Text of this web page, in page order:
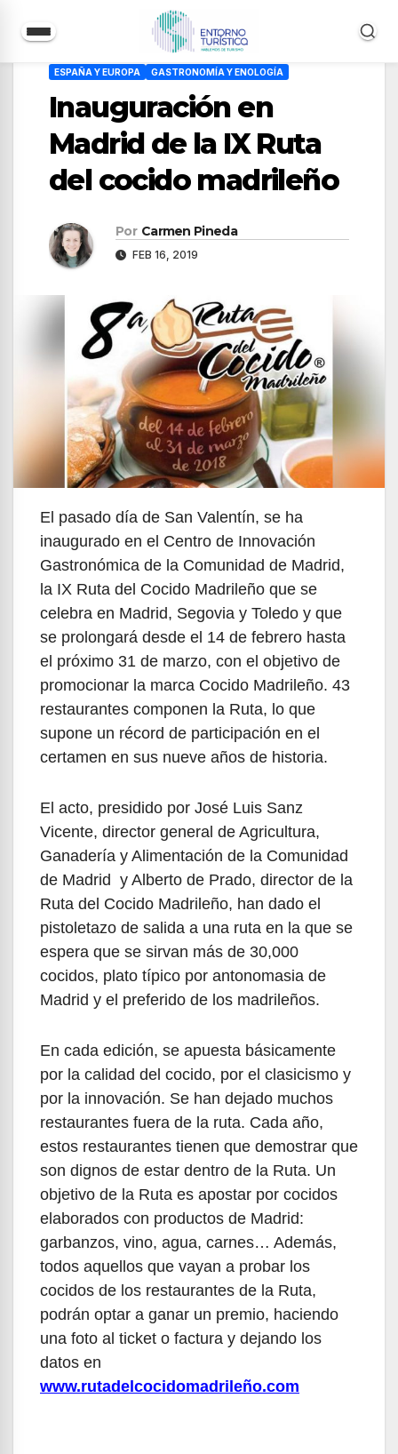
contenido
ESPAÑA Y EUROPA GASTRONOMÍA Y ENOLOGÍA
Inauguración en
Madrid de la IX Ruta
del cocido madrileño
Por Carmen Pineda
FEB 16, 2019
El pasado día de San Valentín, se ha
inaugurado en el Centro de Innovación
Gastronómica de la Comunidad de Madrid,
la IX Ruta del Cocido Madrileño que se
celebra en Madrid, Segovia y Toledo y que
se prolongará desde el 14 de febrero hasta
el próximo 31 de marzo, con el objetivo de
promocionar la marca Cocido Madrileño. 43
restaurantes componen la Ruta, lo que
supone un récord de participación en el
certamen en sus nueve años de historia.
El acto, presidido por José Luis Sanz
Vicente, director general de Agricultura,
Ganadería y Alimentación de la Comunidad
de Madrid y Alberto de Prado, director de la
Ruta del Cocido Madrileño, han dado el
pistoletazo de salida a una ruta en la que se
espera que se sirvan más de 30,000
cocidos, plato típico por antonomasia de
Madrid y el preferido de los madrileños.
En cada edición, se apuesta básicamente
por la calidad del cocido, por el clasicismo y
por la innovación. Se han dejado muchos
restaurantes fuera de la ruta. Cada año,
estos restaurantes tienen que demostrar que
son dignos de estar dentro de la Ruta. Un
objetivo de la Ruta es apostar por cocidos
elaborados con productos de Madrid:
garbanzos, vino, agua, carnes… Además,
todos aquellos que vayan a probar los
cocidos de los restaurantes de la Ruta,
podrán optar a ganar un premio, haciendo
una foto al ticket o factura y dejando los
datos en
www.rutadelcocidomadrileño.com